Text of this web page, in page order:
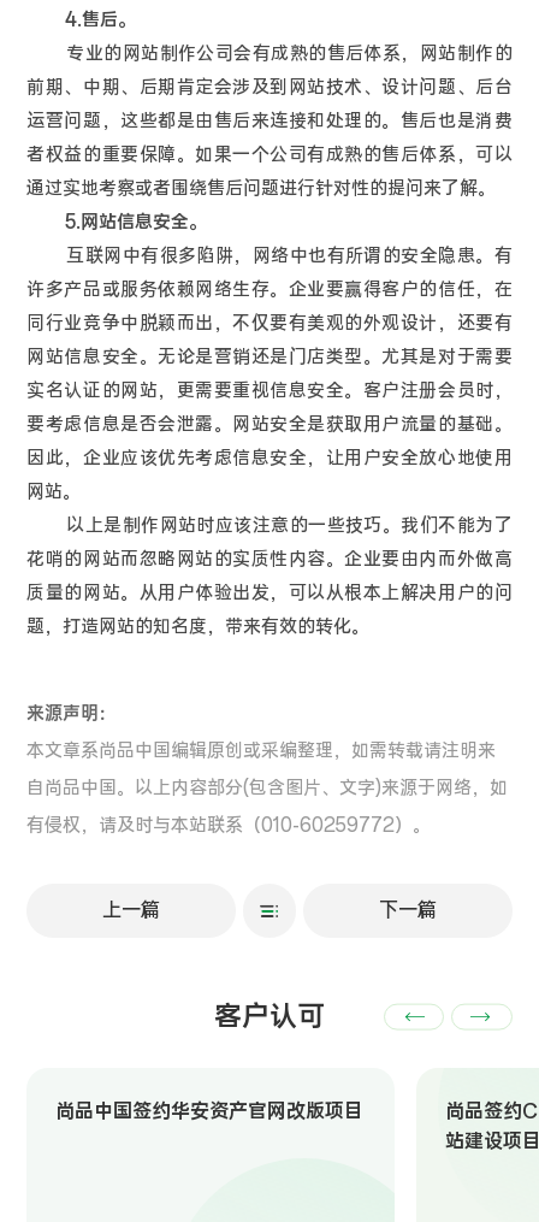
4.售后。
专业的网站制作公司会有成熟的售后体系，网站制作的
前期、中期、后期肯定会涉及到网站技术、设计问题、后台
运营问题，这些都是由售后来连接和处理的。售后也是消费
者权益的重要保障。如果一个公司有成熟的售后体系，可以
通过实地考察或者围绕售后问题进行针对性的提问来了解。
5.网站信息安全。
互联网中有很多陷阱，网络中也有所谓的安全隐患。有
许多产品或服务依赖网络生存。企业要赢得客户的信任，在
同行业竞争中脱颖而出，不仅要有美观的外观设计，还要有
网站信息安全。无论是营销还是门店类型。尤其是对于需要
实名认证的网站，更需要重视信息安全。客户注册会员时，
要考虑信息是否会泄露。网站安全是获取用户流量的基础。
因此，企业应该优先考虑信息安全，让用户安全放心地使用
网站。
以上是制作网站时应该注意的一些技巧。我们不能为了
花哨的网站而忽略网站的实质性内容。企业要由内而外做高
质量的网站。从用户体验出发，可以从根本上解决用户的问
题，打造网站的知名度，带来有效的转化。
来源声明：
本文章系尚品中国编辑原创或采编整理，如需转载请注明来
自尚品中国。以上内容部分(包含图片、文字)来源于网络，如
有侵权，请及时与本站联系（010-60259772）。
上一篇 下一篇
客户认可
尚品中国签约华安资产官网改版项目
尚品签约
站建设项